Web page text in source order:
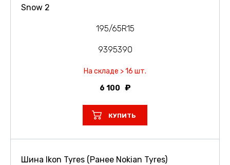
Snow 2
195/65R15
9395390
На складе > 16 шт.
6 100
КУПИТЬ
Шина Ikon Tyres (Ранее Nokian Tyres)